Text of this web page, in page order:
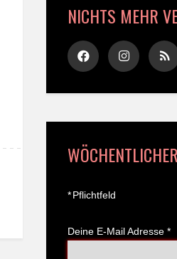
NICHTS MEHR
*Pflichtfeld
Deine E-Mail Adresse *